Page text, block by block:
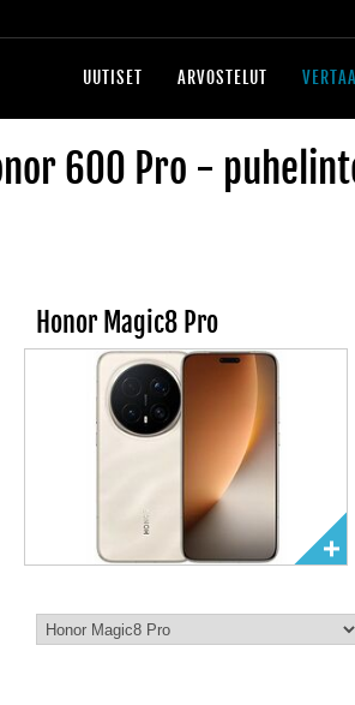
UUTISET ARVOSTELUT
600 Pro -
Honor Magic8 Pro